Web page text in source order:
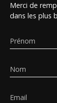
Merci de
dans les plus
Prénom
Nom
Email